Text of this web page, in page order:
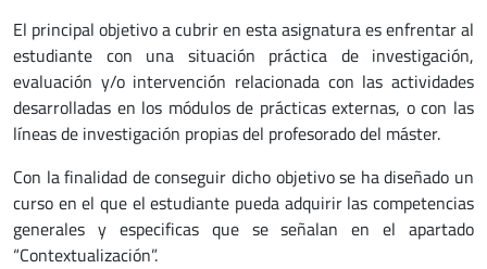
El principal objetivo a cubrir en esta asignatura es enfrentar al
estudiante con una situación práctica de investigación,
evaluación y/o intervención relacionada con las actividades
desarrolladas en los módulos de prácticas externas, o con las
líneas de investigación propias del profesorado del máster.
Con la finalidad de conseguir dicho objetivo se ha diseñado un
curso en el que el estudiante pueda adquirir las competencias
generales y especificas que se señalan en el apartado
“Contextualización”.